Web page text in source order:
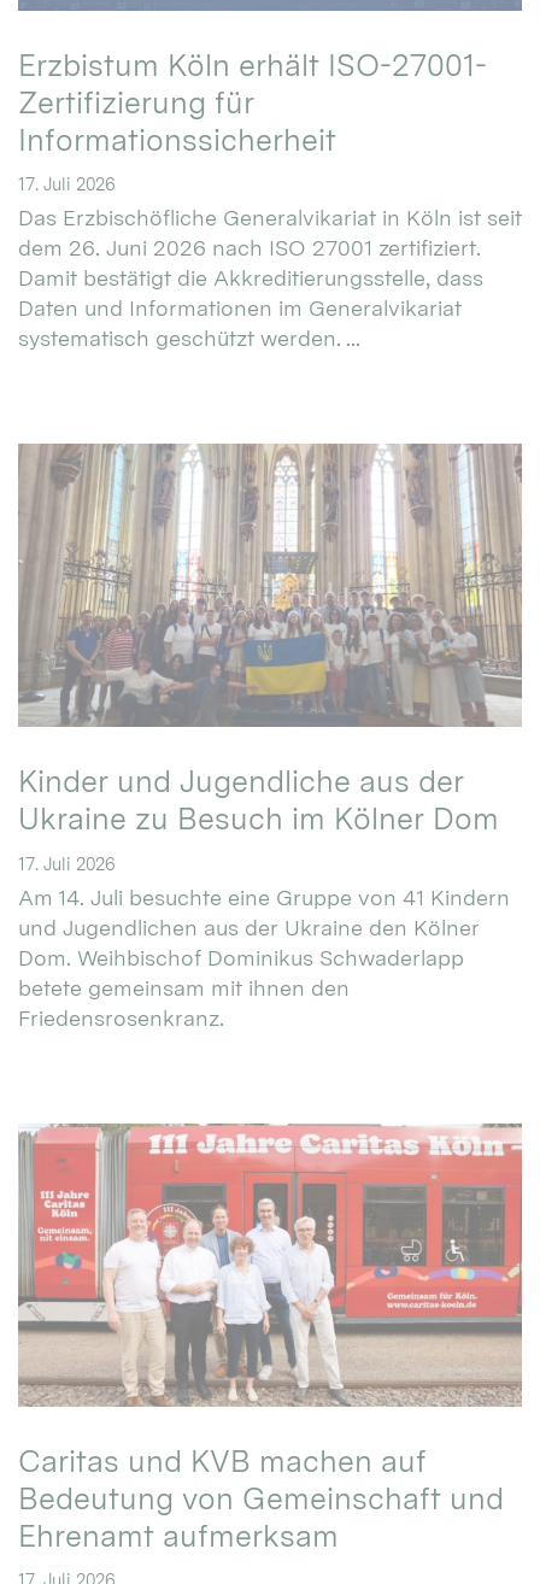
Erzbistum Köln erhält ISO-27001-
Zertifizierung für
Informationssicherheit
17. Juli 2026
Das Erzbischöfliche Generalvikariat in Köln ist seit
dem 26. Juni 2026 nach ISO 27001 zertifiziert.
Damit bestätigt die Akkreditierungsstelle, dass
Daten und Informationen im Generalvikariat
systematisch geschützt werden. ...
Kinder und Jugendliche aus der
Ukraine zu Besuch im Kölner Dom
17. Juli 2026
Am 14. Juli besuchte eine Gruppe von 41 Kindern
und Jugendlichen aus der Ukraine den Kölner
Dom. Weihbischof Dominikus Schwaderlapp
betete gemeinsam mit ihnen den
Friedensrosenkranz.
Caritas und KVB machen auf
Bedeutung von Gemeinschaft und
Ehrenamt aufmerksam